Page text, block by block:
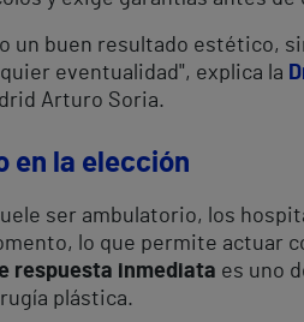
un buen resultado estético,
eventualidad", explica la
Arturo Soria.
en la elección
ser ambulatorio, los
lo que permite actuar
respuesta inmediata es uno
plástica.